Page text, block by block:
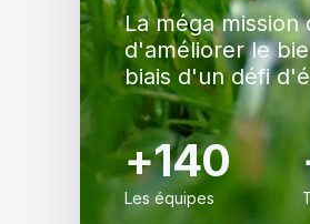
La méga
d'améliorer le
biais d'un défi
+140
Les équipes